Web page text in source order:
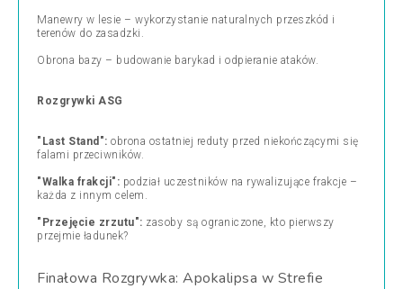
Manewry w lesie – wykorzystanie naturalnych przeszkód i
terenów do zasadzki.
Obrona bazy – budowanie barykad i odpieranie ataków.
Rozgrywki ASG
"Last Stand": obrona ostatniej reduty przed niekończącymi się
falami przeciwników.
"Walka frakcji": podział uczestników na rywalizujące frakcje –
każda z innym celem.
"Przejęcie zrzutu": zasoby są ograniczone, kto pierwszy
przejmie ładunek?
Finałowa Rozgrywka: Apokalipsa w Strefie